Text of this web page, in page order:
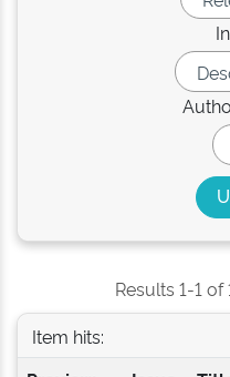
Results 1-1
Item hits: